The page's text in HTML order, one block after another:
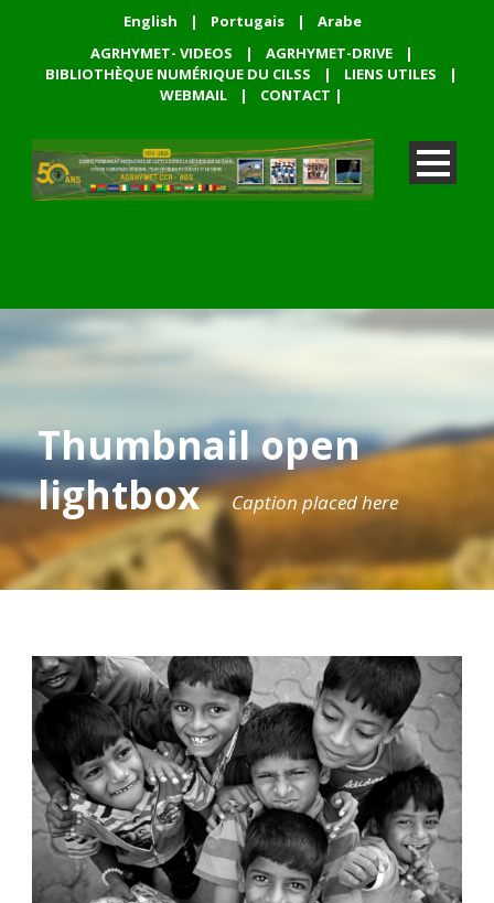
English | Portugais |
Arabe
AGRHYMET- VIDEOS
| AGRHYMET-DRIVE
|
BIBLIOTHÈQUE NUMÉRIQUE DU CILSS
| LIENS UTILES
|
WEBMAIL
| CONTACT |
Thumbnail open
lightbox
Caption placed here